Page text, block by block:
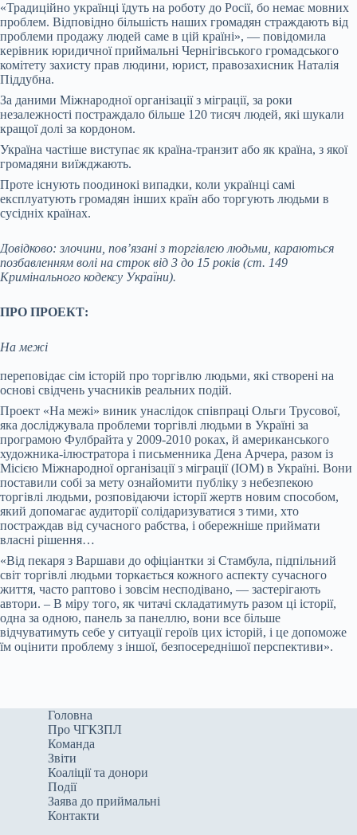
«Традиційно українці їдуть на роботу до Росії, бо немає мовних
проблем. Відповідно більшість наших громадян страждають від
проблеми продажу людей саме в цій країні», — повідомила
керівник юридичної приймальні Чернігівського громадського
комітету захисту прав людини, юрист, правозахисник Наталія
Піддубна.
За даними Міжнародної організації з міграції, за роки
незалежності постраждало більше 120 тисяч людей, які шукали
кращої долі за кордоном.
Україна частіше виступає як країна-транзит або як країна, з якої
громадяни виїжджають.
Проте існують поодинокі випадки, коли українці самі
експлуатують громадян інших країн або торгують людьми в
сусідніх країнах.
Довідково: злочини, пов’язані з торгівлею людьми, караються
позбавленням волі на строк від 3 до 15 років (ст. 149
Кримінального кодексу України).
ПРО ПРОЕКТ:
На межі
переповідає сім історій про торгівлю людьми, які створені на
основі свідчень учасників реальних подій.
Проект «На межі» виник унаслідок співпраці Ольги Трусової,
яка досліджувала проблеми торгівлі людьми в Україні за
програмою Фулбрайта у 2009-2010 роках, й американського
художника-ілюстратора і письменника Дена Арчера, разом із
Місією Міжнародної організації з міграції (IOM) в Україні. Вони
поставили собі за мету ознайомити публіку з небезпекою
торгівлі людьми, розповідаючи історії жертв новим способом,
який допомагає аудиторії солідаризуватися з тими, хто
постраждав від сучасного рабства, і обережніше приймати
власні рішення…
«Від пекаря з Варшави до офіціантки зі Стамбула, підпільний
світ торгівлі людьми торкається кожного аспекту сучасного
життя, часто раптово і зовсім несподівано, — застерігають
автори. – В міру того, як читачі складатимуть разом ці історії,
одна за одною, панель за панеллю, вони все більше
відчуватимуть себе у ситуації героїв цих історій, і це допоможе
їм оцінити проблему з іншої, безпосереднішої перспективи».
Головна
Про ЧГКЗПЛ
Команда
Звіти
Коаліції та донори
Події
Заява до приймальні
Контакти